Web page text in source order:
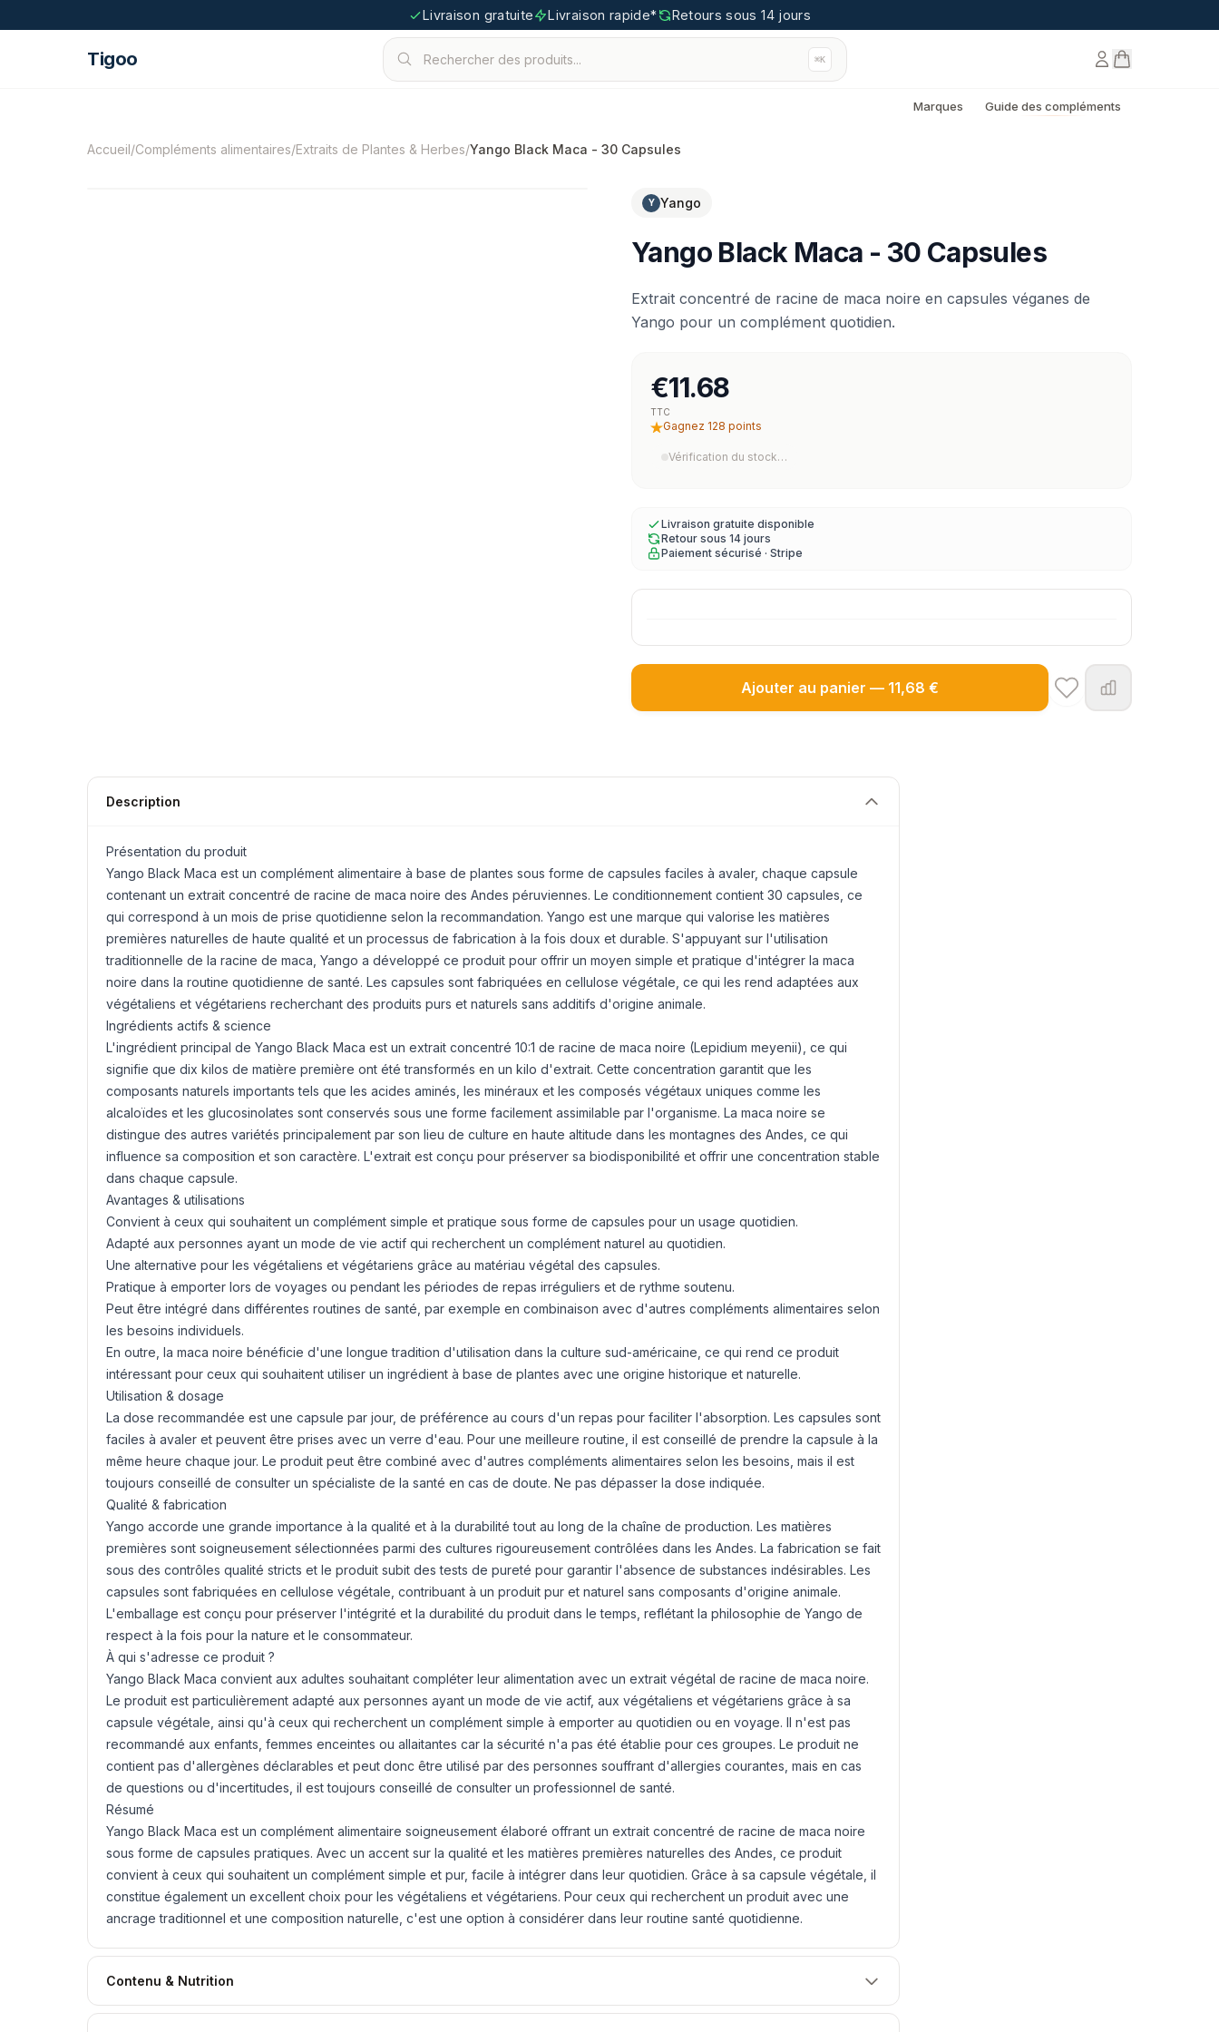
Livraison gratuite Livraison rapide* Retours sous 14 jours
Tigoo Rechercher des produits... ⌘K
Marques Guide des compléments
©2026Nutri Nordic AB.Tous droits réservés. tigoo.com
Accueil/Compléments alimentaires/Extraits de Plantes & Herbes/Yango Black Maca - 30 Capsules
Y Yango
Yango Black Maca - 30 Capsules
Extrait concentré de racine de maca noire en capsules véganes de
Yango pour un complément quotidien.
€11.68
TTC
Gagnez 128 points
Vérification du stock…
Livraison gratuite disponible
Retour sous 14 jours
Paiement sécurisé · Stripe
Ajouter au panier — 11,68 €
Description
Présentation du produit
Yango Black Maca est un complément alimentaire à base de plantes sous forme de capsules faciles à avaler, chaque capsule
contenant un extrait concentré de racine de maca noire des Andes péruviennes. Le conditionnement contient 30 capsules, ce
qui correspond à un mois de prise quotidienne selon la recommandation. Yango est une marque qui valorise les matières
premières naturelles de haute qualité et un processus de fabrication à la fois doux et durable. S'appuyant sur l'utilisation
traditionnelle de la racine de maca, Yango a développé ce produit pour offrir un moyen simple et pratique d'intégrer la maca
noire dans la routine quotidienne de santé. Les capsules sont fabriquées en cellulose végétale, ce qui les rend adaptées aux
végétaliens et végétariens recherchant des produits purs et naturels sans additifs d'origine animale.
Ingrédients actifs & science
L'ingrédient principal de Yango Black Maca est un extrait concentré 10:1 de racine de maca noire (Lepidium meyenii), ce qui
signifie que dix kilos de matière première ont été transformés en un kilo d'extrait. Cette concentration garantit que les
composants naturels importants tels que les acides aminés, les minéraux et les composés végétaux uniques comme les
alcaloïdes et les glucosinolates sont conservés sous une forme facilement assimilable par l'organisme. La maca noire se
distingue des autres variétés principalement par son lieu de culture en haute altitude dans les montagnes des Andes, ce qui
influence sa composition et son caractère. L'extrait est conçu pour préserver sa biodisponibilité et offrir une concentration stable
dans chaque capsule.
Avantages & utilisations
Convient à ceux qui souhaitent un complément simple et pratique sous forme de capsules pour un usage quotidien.
Adapté aux personnes ayant un mode de vie actif qui recherchent un complément naturel au quotidien.
Une alternative pour les végétaliens et végétariens grâce au matériau végétal des capsules.
Pratique à emporter lors de voyages ou pendant les périodes de repas irréguliers et de rythme soutenu.
Peut être intégré dans différentes routines de santé, par exemple en combinaison avec d'autres compléments alimentaires selon
les besoins individuels.
En outre, la maca noire bénéficie d'une longue tradition d'utilisation dans la culture sud-américaine, ce qui rend ce produit
intéressant pour ceux qui souhaitent utiliser un ingrédient à base de plantes avec une origine historique et naturelle.
Utilisation & dosage
La dose recommandée est une capsule par jour, de préférence au cours d'un repas pour faciliter l'absorption. Les capsules sont
faciles à avaler et peuvent être prises avec un verre d'eau. Pour une meilleure routine, il est conseillé de prendre la capsule à la
même heure chaque jour. Le produit peut être combiné avec d'autres compléments alimentaires selon les besoins, mais il est
toujours conseillé de consulter un spécialiste de la santé en cas de doute. Ne pas dépasser la dose indiquée.
Qualité & fabrication
Yango accorde une grande importance à la qualité et à la durabilité tout au long de la chaîne de production. Les matières
premières sont soigneusement sélectionnées parmi des cultures rigoureusement contrôlées dans les Andes. La fabrication se fait
sous des contrôles qualité stricts et le produit subit des tests de pureté pour garantir l'absence de substances indésirables. Les
capsules sont fabriquées en cellulose végétale, contribuant à un produit pur et naturel sans composants d'origine animale.
L'emballage est conçu pour préserver l'intégrité et la durabilité du produit dans le temps, reflétant la philosophie de Yango de
respect à la fois pour la nature et le consommateur.
À qui s'adresse ce produit ?
Yango Black Maca convient aux adultes souhaitant compléter leur alimentation avec un extrait végétal de racine de maca noire.
Le produit est particulièrement adapté aux personnes ayant un mode de vie actif, aux végétaliens et végétariens grâce à sa
capsule végétale, ainsi qu'à ceux qui recherchent un complément simple à emporter au quotidien ou en voyage. Il n'est pas
recommandé aux enfants, femmes enceintes ou allaitantes car la sécurité n'a pas été établie pour ces groupes. Le produit ne
contient pas d'allergènes déclarables et peut donc être utilisé par des personnes souffrant d'allergies courantes, mais en cas
de questions ou d'incertitudes, il est toujours conseillé de consulter un professionnel de santé.
Résumé
Yango Black Maca est un complément alimentaire soigneusement élaboré offrant un extrait concentré de racine de maca noire
sous forme de capsules pratiques. Avec un accent sur la qualité et les matières premières naturelles des Andes, ce produit
convient à ceux qui souhaitent un complément simple et pur, facile à intégrer dans leur quotidien. Grâce à sa capsule végétale, il
constitue également un excellent choix pour les végétaliens et végétariens. Pour ceux qui recherchent un produit avec une
ancrage traditionnel et une composition naturelle, c'est une option à considérer dans leur routine santé quotidienne.
Contenu & Nutrition